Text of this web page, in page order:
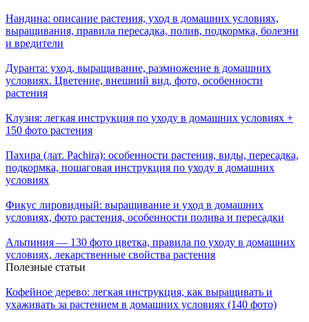
Нандина: описание растения, уход в домашних условиях,
выращивания, правила пересадка, полив, подкормка, болезни
и вредители
Дуранта: уход, выращивание, размножение в домашних
условиях. Цветение, внешний вид, фото, особенности
растения
Клузия: легкая инструкция по уходу в домашних условиях +
150 фото растения
Пахира (лат. Pachira): особенности растения, виды, пересадка,
подкормка, пошаговая инструкция по уходу в домашних
условиях
Фикус лировидный: выращивание и уход в домашних
условиях, фото растения, особенности полива и пересадки
Альпиния — 130 фото цветка, правила по уходу в домашних
условиях, лекарственные свойства растения
Полезные статьи
Кофейное дерево: легкая инструкция, как выращивать и
ухаживать за растением в домашних условиях (140 фото)